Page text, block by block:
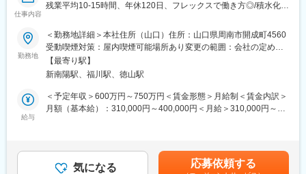
■当社について：
で輝かしい未来をお届けすることを目指してきました。従業員一
人ひとりにそれぞれの能力と熱意に応じた成長の機会を提供する
ことにも組んで取り組んでいます。
・当社は国内第一の製薬企業、そして業界を牽引するグローバル
の信頼関係構築、レピュテーションの向上、事業の発展）とタケ
ダイズム（誠実＝公正・正直・不屈）のもと一致団結していま
変更の範囲：会社の定める業務
仕事内容
残業平均10-15時間、年休120日、フレックスで働き方◎/積水化学
■業務内容：
・組織力強化のための人事制度改定に関する実務推進 等
・人事制度に関する企画設計及び、規則等の整備、関連する資料
の作成 等
＊約150名程度の規模感の当社で中期計画達成を目指し、
組織改革を行っていく仲間になっていただきたいと考えていま
直後…弊社の人事業務、総務業務に関することを知る
半年後…組織課題、人事課題をメンバーと共有し意見交換を行っ
勤務地
＜勤務地詳細＞本社住所（山口）住所：山口県周南市開成町4560
受動喫煙対策：屋内喫煙可能場所あり変更の範囲：会社の定める
事業所
【最寄り駅】
新南陽駅、福川駅、徳山駅
給与
＜予定年収＞600万円～750万円＜賃金形態＞月給制＜賃金内訳＞
月額（基本給）：310,000円～400,000円＜月給＞310,000円～
者・子1名）…670万円～賃金はあくまでも目安の金額であり、選
考を通じて上下する可能性があります。月給(月額)は固定手当を含
気になる 応募依頼する